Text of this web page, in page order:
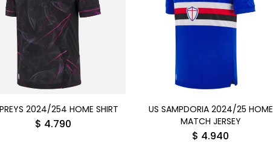
2024/254 HOME SHIRT
$ 4.790
US SAMPDORIA 2024/25 HOME
MATCH JERSEY
$ 4.940